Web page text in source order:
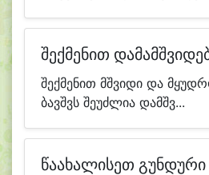
შექმენით
შექმენით მშვიდი და
ბავშვს შეუძლია დამშვ...
წაახალისეთ გუნდური